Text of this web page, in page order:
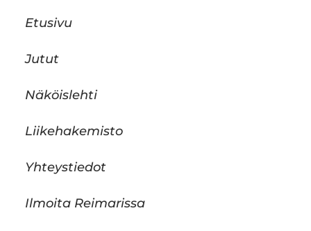
Etusivu
Jutut
Näköislehti
Liikehakemisto
Yhteystiedot
Ilmoita Reimarissa